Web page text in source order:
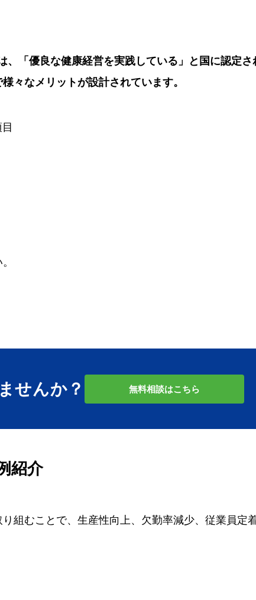
「優良な健康経営を実践している」と国に認定さ
々なメリットが設計されています。
せんか？ 無料相談はこちら
紹介
組むことで、生産性向上、欠勤率減少、従業員定